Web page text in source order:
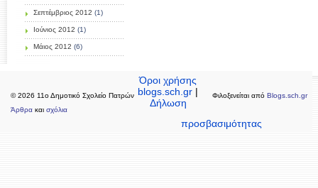
Σεπτέμβριος 2012 (1)
Ιούνιος 2012 (1)
Μάιος 2012 (6)
© 2026 11ο Δημοτικό Σχολείο Πατρών
Άρθρα και σχόλια
Φιλοξενείται από Blogs.sch.gr
Όροι χρήσης
blogs.sch.gr |
Δήλωση
προσβασιμότητας